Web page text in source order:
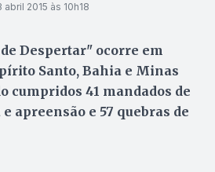
abril 2015 às 10h18
Despertar" ocorre em
Santo, Bahia e Minas
cumpridos 41 mandados de
e apreensão e 57 quebras de